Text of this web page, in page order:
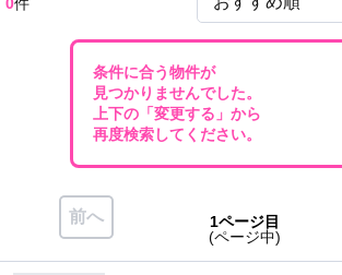
条件に合う物件が
見つかりませんでした。
上下の「変更する」から
再度検索してください。
前へ
1ページ目
(ページ中)